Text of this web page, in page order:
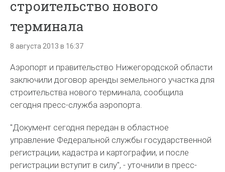
строительство нового
терминала
8 августа 2013 в 16:37
Аэропорт и правительство Нижегородской области
заключили договор аренды земельного участка для
строительства нового терминала, сообщила
сегодня пресс-служба аэропорта.
"Документ сегодня передан в областное
управление Федеральной службы государственной
регистрации, кадастра и картографии, и после
регистрации вступит в силу", - уточнили в пресс-